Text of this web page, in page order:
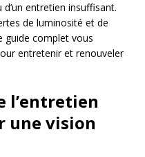
entretien insuffisant.
de luminosité et de
guide complet vous
entretenir et renouveler
l’entretien
une vision